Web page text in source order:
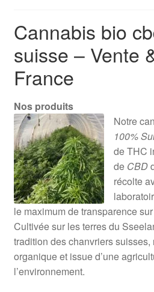
Cannabis bio
suisse – Vente
France
Nos produits
Notre
100%
de THC
deCBD
récolte
le maximum de transparence
Cultivée sur les terres du
tradition des chanvriers suisses,
organique et issue d’une
l’environnement.